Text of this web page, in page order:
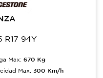
R17 94Y
Max: 670 Kg
Max: 300 Km/h